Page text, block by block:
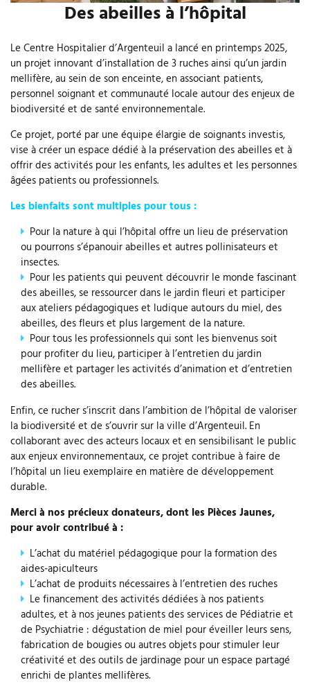
Des abeilles à l’hôpital
P
u
b
l
i
é
l
e
2
2
j
Le Centre Hospitalier d’Argenteuil a lancé en printemps 2025,
un projet innovant d’installation de 3 ruches ainsi qu’un jardin
mellifère, au sein de son enceinte, en associant patients,
personnel soignant et communauté locale autour des enjeux de
biodiversité et de santé environnementale.
Ce projet, porté par une équipe élargie de soignants investis,
vise à créer un espace dédié à la préservation des abeilles et à
offrir des activités pour les enfants, les adultes et les personnes
âgées patients ou professionnels.
Les bienfaits sont multiples pour tous :
Pour la nature à qui l’hôpital offre un lieu de préservation
ou pourrons s’épanouir abeilles et autres pollinisateurs et
insectes.
Pour les patients qui peuvent découvrir le monde fascinant
des abeilles, se ressourcer dans le jardin fleuri et participer
aux ateliers pédagogiques et ludique autours du miel, des
abeilles, des fleurs et plus largement de la nature.
Pour tous les professionnels qui sont les bienvenus soit
pour profiter du lieu, participer à l’entretien du jardin
mellifère et partager les activités d’animation et d’entretien
des abeilles.
Enfin, ce rucher s’inscrit dans l’ambition de l’hôpital de valoriser
la biodiversité et de s’ouvrir sur la ville d’Argenteuil. En
collaborant avec des acteurs locaux et en sensibilisant le public
aux enjeux environnementaux, ce projet contribue à faire de
l’hôpital un lieu exemplaire en matière de développement
durable.
Merci à nos précieux donateurs, dont les Pièces Jaunes,
pour avoir contribué à :
L’achat du matériel pédagogique pour la formation des
aides-apiculteurs
L’achat de produits nécessaires à l’entretien des ruches
Le financement des activités dédiées à nos patients
adultes, et à nos jeunes patients des services de Pédiatrie et
de Psychiatrie : dégustation de miel pour éveiller leurs sens,
fabrication de bougies ou autres objets pour stimuler leur
créativité et des outils de jardinage pour un espace partagé
enrichi de plantes mellifères.